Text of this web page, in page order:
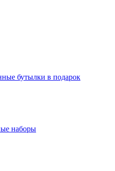
бутылки в подарок
наборы